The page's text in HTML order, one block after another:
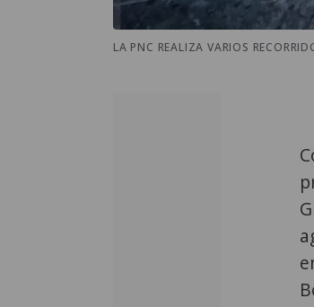
LA PNC REALIZA VARIOS